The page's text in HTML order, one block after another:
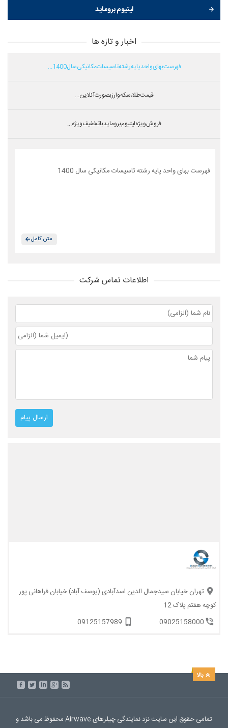
لیتیوم بروماید
اخبار و تازه ها
فهرست بهای واحد پایه رشته تاسیسات مکانیکی سال 1400...
قیمت طلا،سکه و ارز بصورت آنلاین...
فروش ویژه لیتیوم بروماید با تخفیف ویژه...
فهرست بهای واحد پایه رشته تاسیسات مکانیکی سال 1400
متن کامل
اطلاعات تماس شرکت
تهران خیابان سیدجمال الدین اسدآبادی (یوسف آباد) خیابان فراهانی پور
کوچه هفتم پلاک 12
09025158000
09125157989
تمامی حقوق این سایت نزد نمایندگی چیلرهای Airwave محفوظ می باشد و